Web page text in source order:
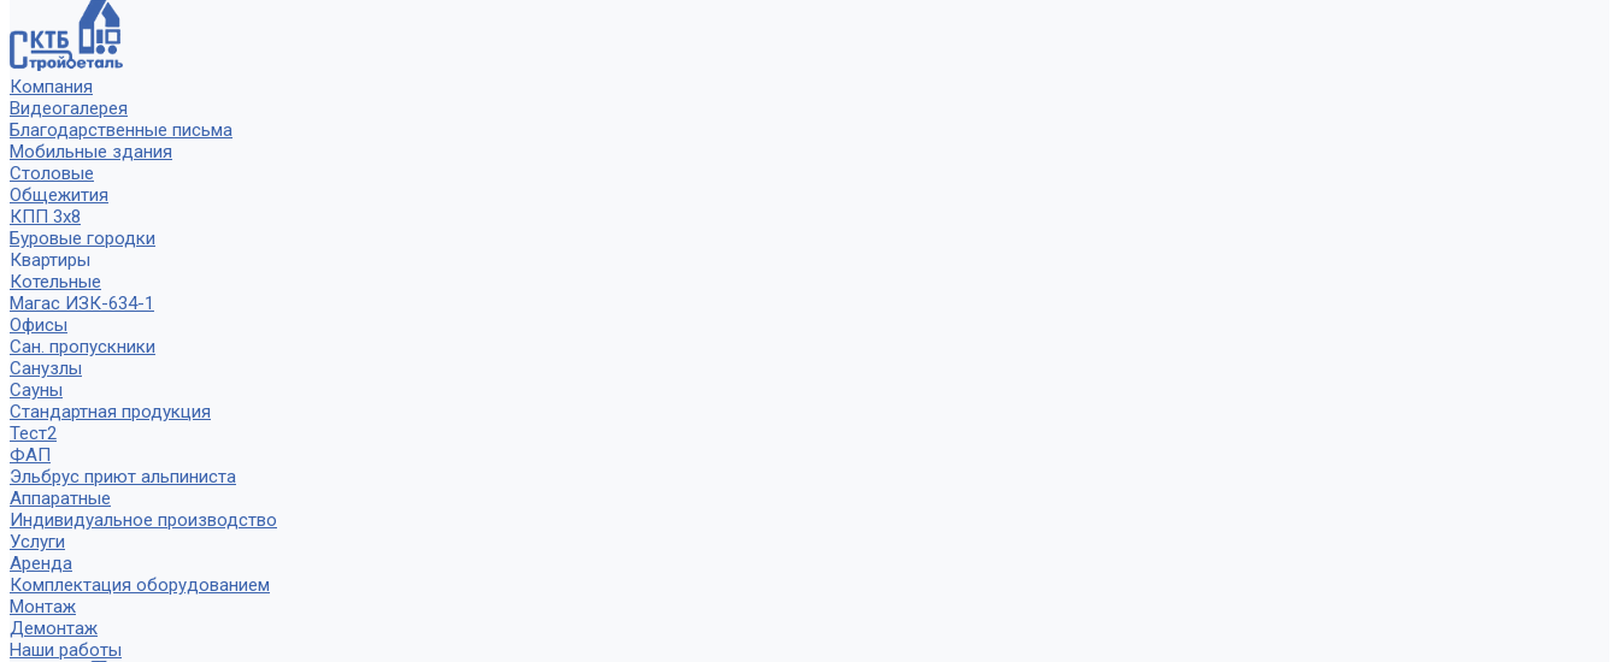
Компания
Видеогалерея
Благодарственные письма
Мобильные здания
Столовые
Общежития
КПП 3х8
Буровые городки
Квартиры
Котельные
Магас ИЗК-634-1
Офисы
Сан. пропускники
Санузлы
Сауны
Стандартная продукция
Тест2
ФАП
Эльбрус приют альпиниста
Аппаратные
Индивидуальное производство
Услуги
Аренда
Комплектация оборудованием
Монтаж
Демонтаж
Наши работы